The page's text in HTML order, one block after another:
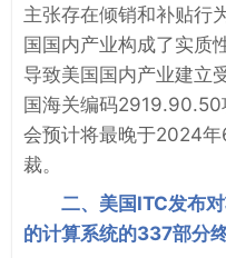
主张存在倾销和补贴行
国国内产业构成了实质
导致美国国内产业建立
国海关编码2919.90.50
会预计将最晚于2024
裁。
二、美国ITC发布
的计算系统的337部分